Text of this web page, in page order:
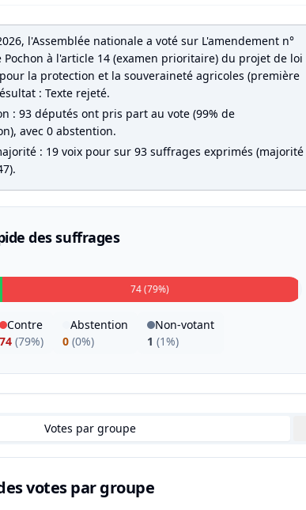
l'Assemblée nationale a voté sur L'amendement n°
Pochon à l'article 14 (examen prioritaire) du projet de loi
la protection et la souveraineté agricoles (première
: Texte rejeté.
: 93 députés ont pris part au vote (99% de
avec 0 abstention.
: 19 voix pour sur 93 suffrages exprimés (majorité
des suffrages
74 (79%)
Contre
74 (79%)
Abstention
0 (0%)
Non-votant
1 (1%)
Votes par groupe
votes par groupe